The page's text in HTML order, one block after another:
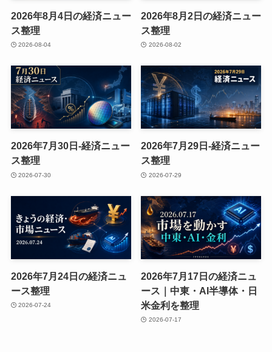
2026年8月4日の経済ニュー
ス整理
2026-08-04
2026年8月2日の経済ニュー
ス整理
2026-08-02
2026年7月30日-経済ニュー
ス整理
2026-07-30
2026年7月29日-経済ニュー
ス整理
2026-07-29
2026年7月24日の経済ニュ
ース整理
2026-07-24
2026年7月17日の経済ニュ
ース｜中東・AI半導体・日
米金利を整理
2026-07-17